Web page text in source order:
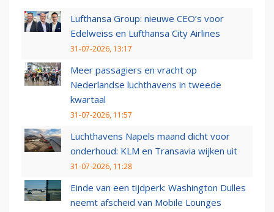
Lufthansa Group: nieuwe CEO’s voor
Edelweiss en Lufthansa City Airlines
31-07-2026, 13:17
Meer passagiers en vracht op
Nederlandse luchthavens in tweede
kwartaal
31-07-2026, 11:57
Luchthavens Napels maand dicht voor
onderhoud: KLM en Transavia wijken uit
31-07-2026, 11:28
Einde van een tijdperk: Washington Dulles
neemt afscheid van Mobile Lounges